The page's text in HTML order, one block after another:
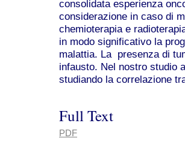
consolidata esperienza
considerazione in caso di
chemioterapia e
in modo significativo la
malattia. La presenza di
infausto. Nel nostro studio
studiando la correlazione
Full Text
PDF